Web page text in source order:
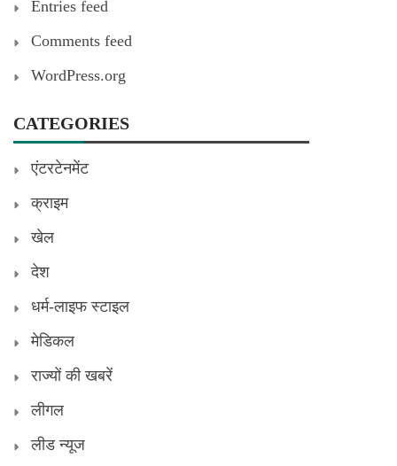
Entries feed
Comments feed
WordPress.org
CATEGORIES
एंटरटेनमेंट
क्राइम
खेल
देश
धर्म-लाइफ स्टाइल
मेडिकल
राज्यों की खबरें
लीगल
लीड न्यूज